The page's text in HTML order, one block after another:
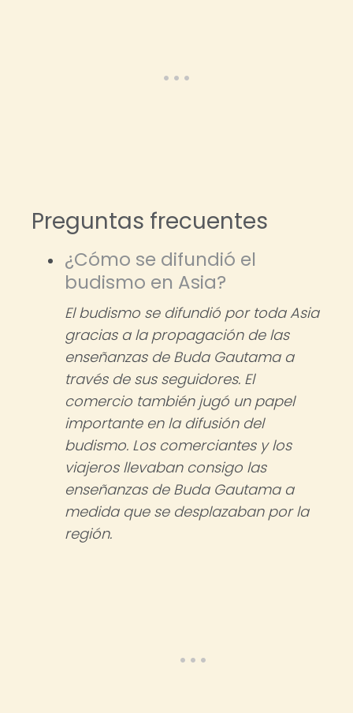
Preguntas frecuentes
¿Cómo se difundió el
budismo en Asia?
El budismo se difundió por toda Asia
gracias a la propagación de las
enseñanzas de Buda Gautama a
través de sus seguidores. El
comercio también jugó un papel
importante en la difusión del
budismo. Los comerciantes y los
viajeros llevaban consigo las
enseñanzas de Buda Gautama a
medida que se desplazaban por la
región.